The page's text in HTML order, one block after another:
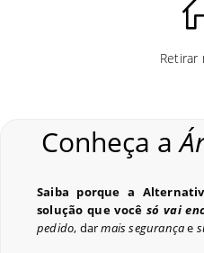
Retirar
Conheça a
Saiba porque a
solução que você só vai
pedido, darmais segurançae